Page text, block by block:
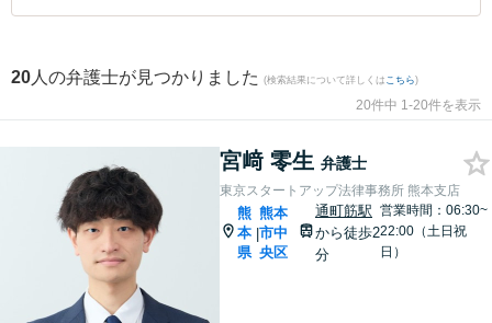
20 人の弁護士が見つかりました (検索結果について詳しくは こちら)
20件中 1-20件を表示
宮﨑 零生 弁護士
東京スタートアップ法律事務所 熊本支店
熊
本
県
|
熊本
市中
央区
通町筋駅
から徒歩2
分
営業時間：06:30~
22:00（土日祝
日）